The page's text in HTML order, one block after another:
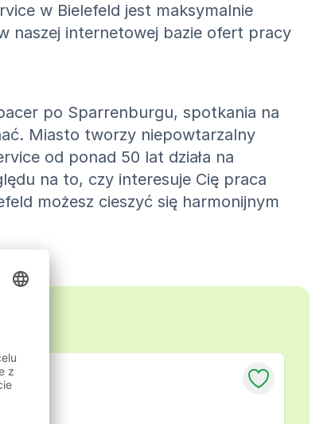
w Bielefeld jest maksymalnie
naszej internetowej bazie ofert pracy
po Sparrenburgu, spotkania na
Miasto tworzy niepowtarzalny
od ponad 50 lat działa na
na to, czy interesuje Cię praca
możesz cieszyć się harmonijnym